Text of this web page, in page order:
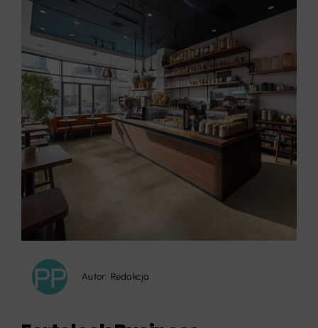
Autor: Redakcja